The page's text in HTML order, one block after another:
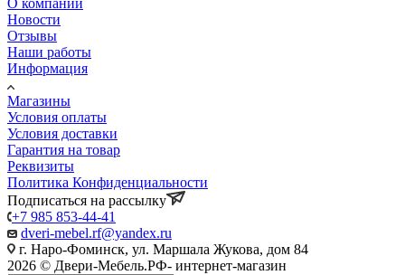
О компании
Новости
Отзывы
Наши работы
Информация
Магазины
Условия оплаты
Условия доставки
Гарантия на товар
Реквизиты
Политика Конфиденциальности
Подписаться на рассылку
+7 985 853-44-41
dveri-mebel.rf@yandex.ru
г. Наро-Фоминск, ул. Маршала Жукова, дом 84
2026 © Двери-Мебель.РФ- интернет-магазин